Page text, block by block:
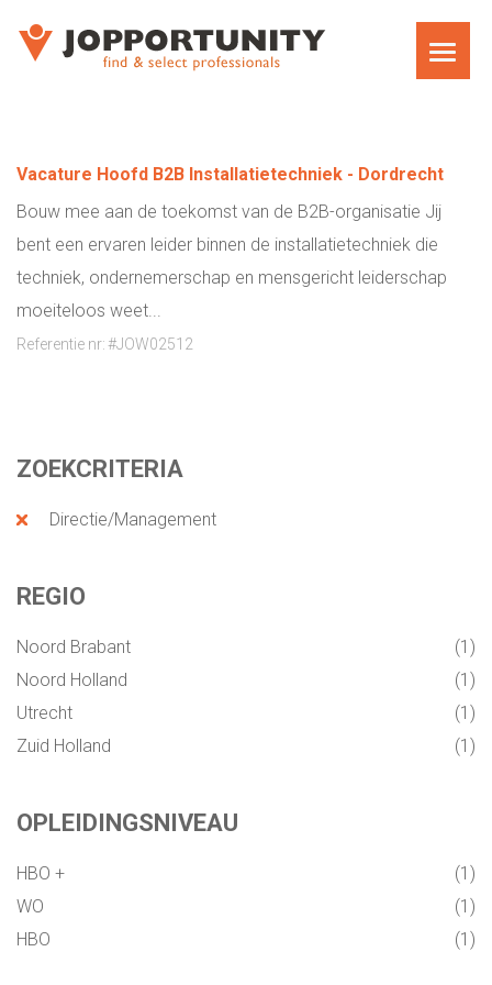
JOPPORTUNITY MEDIA RECRUITMENT
EXECUTIVE SEARCH
DIRECTEUREN
EXECUTIVE SEARCH HVAC & UTILITY
INTERNATIONALE DIRECTIE VACATURES
MANAGER & TEAM XLERATOR
Vacature Hoofd B2B Installatietechniek - Dordrecht
Bouw mee aan de toekomst van de B2B-organisatie Jij
bent een ervaren leider binnen de installatietechniek die
techniek, ondernemerschap en mensgericht leiderschap
moeiteloos weet...
Referentie nr:#JOW02512
ZOEKCRITERIA
Directie/Management
REGIO
Noord Brabant
1
Noord Holland
1
Utrecht
1
Zuid Holland
1
OPLEIDINGSNIVEAU
HBO +
1
WO
1
HBO
1